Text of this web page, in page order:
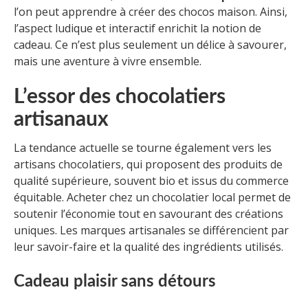
l’on peut apprendre à créer des chocos maison. Ainsi,
l’aspect ludique et interactif enrichit la notion de
cadeau. Ce n’est plus seulement un délice à savourer,
mais une aventure à vivre ensemble.
L’essor des chocolatiers
artisanaux
La tendance actuelle se tourne également vers les
artisans chocolatiers, qui proposent des produits de
qualité supérieure, souvent bio et issus du commerce
équitable. Acheter chez un chocolatier local permet de
soutenir l’économie tout en savourant des créations
uniques. Les marques artisanales se différencient par
leur savoir-faire et la qualité des ingrédients utilisés.
Cadeau plaisir sans détours